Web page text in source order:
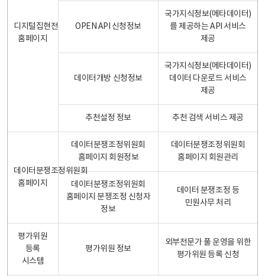
디지털집현전
홈페이지
OPEN API 신청정보
국가지식정보(메타데이터)
를 제공하는 API 서비스
제공
데이터개방 신청정보
국가지식정보(메타데이터)
데이터 다운로드 서비스
제공
추천설정 정보 추천 검색 서비스 제공
데이터분쟁조정위원회
홈페이지
데이터분쟁조정위원회
홈페이지 회원정보
데이터분쟁조정위원회
홈페이지 회원관리
데이터분쟁조정위원회
홈페이지 분쟁조정 신청자
정보
데이터 분쟁조정 등
민원사무 처리
평가위원
등록
시스템
평가위원 정보
외부전문가 풀 운영을 위한
평가위원 등록 신청